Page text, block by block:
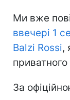
Ми вже
ввечері 1
Balzi Rossi,
приватного
За